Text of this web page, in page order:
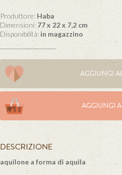
Produttore: Haba
Dimensioni: 77 x 22 x 7,2 cm
Disponibilità: in magazzino
AGGIUNGI
AGGIUNGI
DESCRIZIONE
aquilone a forma di aquila